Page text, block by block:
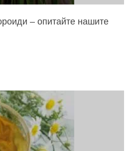
– опитайте нашите